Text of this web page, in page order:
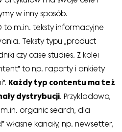
w inny sposób.
to m.in. teksty informacyjne
Teksty typu „product
czy case studies. Z kolei
to np. raporty i ankiety
Każdy typ contentu ma też
dystrybucji. Przykładowo,
organic search, dla
własne kanały, np. newsetter,